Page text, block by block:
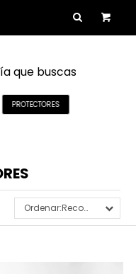
que buscas
PROTECTORES
Recomendados